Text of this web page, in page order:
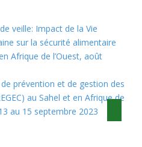
veille: Impact de la Vie
sur la sécurité alimentaire
Afrique de l’Ouest, août
prévention et de gestion des
au Sahel et en Afrique de
au 15 septembre 2023